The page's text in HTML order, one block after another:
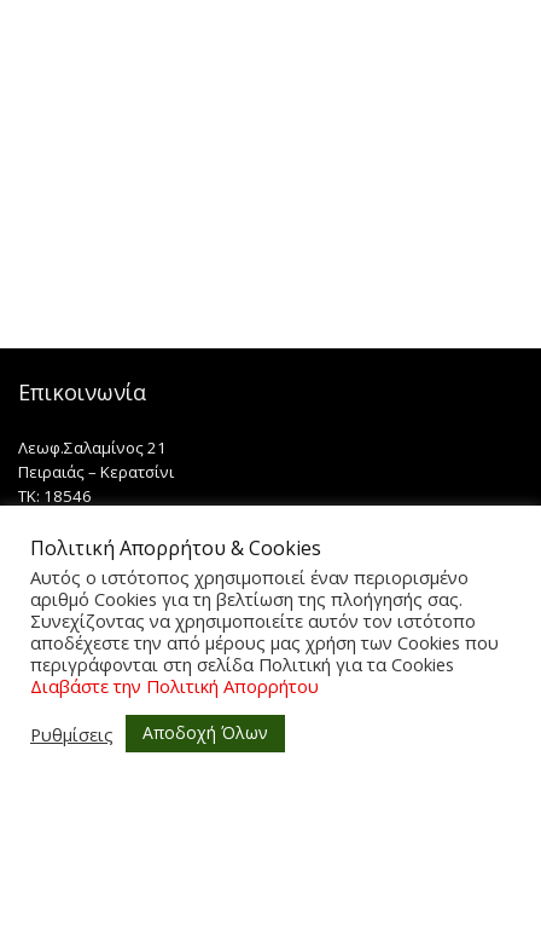
Επικοινωνία
Λεωφ.Σαλαμίνος 21
Πειραιάς – Κερατσίνι
TK: 18546
Email: lazopouloshome.gr@gmail.com
ΑΡ.ΓΕΜΗ 044609407000
Χρήσιμα
Πολιτική Ακύρωσης
Όροι & Προϋποθέσεις
Πολιτική Απορρήτου & Cookies
Αυτός ο ιστότοπος χρησιμοποιεί έναν περιορισμένο
αριθμό Cookies για τη βελτίωση της πλοήγησής σας.
Συνεχίζοντας να χρησιμοποιείτε αυτόν τον ιστότοπο
αποδέχεστε την από μέρους μας χρήση των Cookies που
περιγράφονται στη σελίδα Πολιτική για τα Cookies
Διαβάστε την Πολιτική Απορρήτου
Ρυθμίσεις
Αποδοχή Όλων